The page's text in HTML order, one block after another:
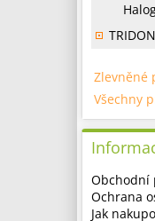
Zlevněné
Všechny
Obchodní
Ochrana
Jak